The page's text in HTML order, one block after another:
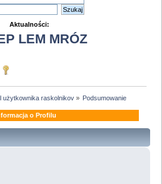
Aktualności:
LEM MRÓZ
użytkownika raskolnikov» Podsumowanie
o Profilu